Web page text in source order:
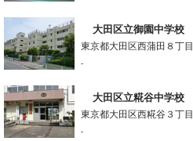
大田区立御園中学校
東京都大田区西蒲田８丁目
-
大田区立糀谷中学校
東京都大田区西糀谷３丁目
-